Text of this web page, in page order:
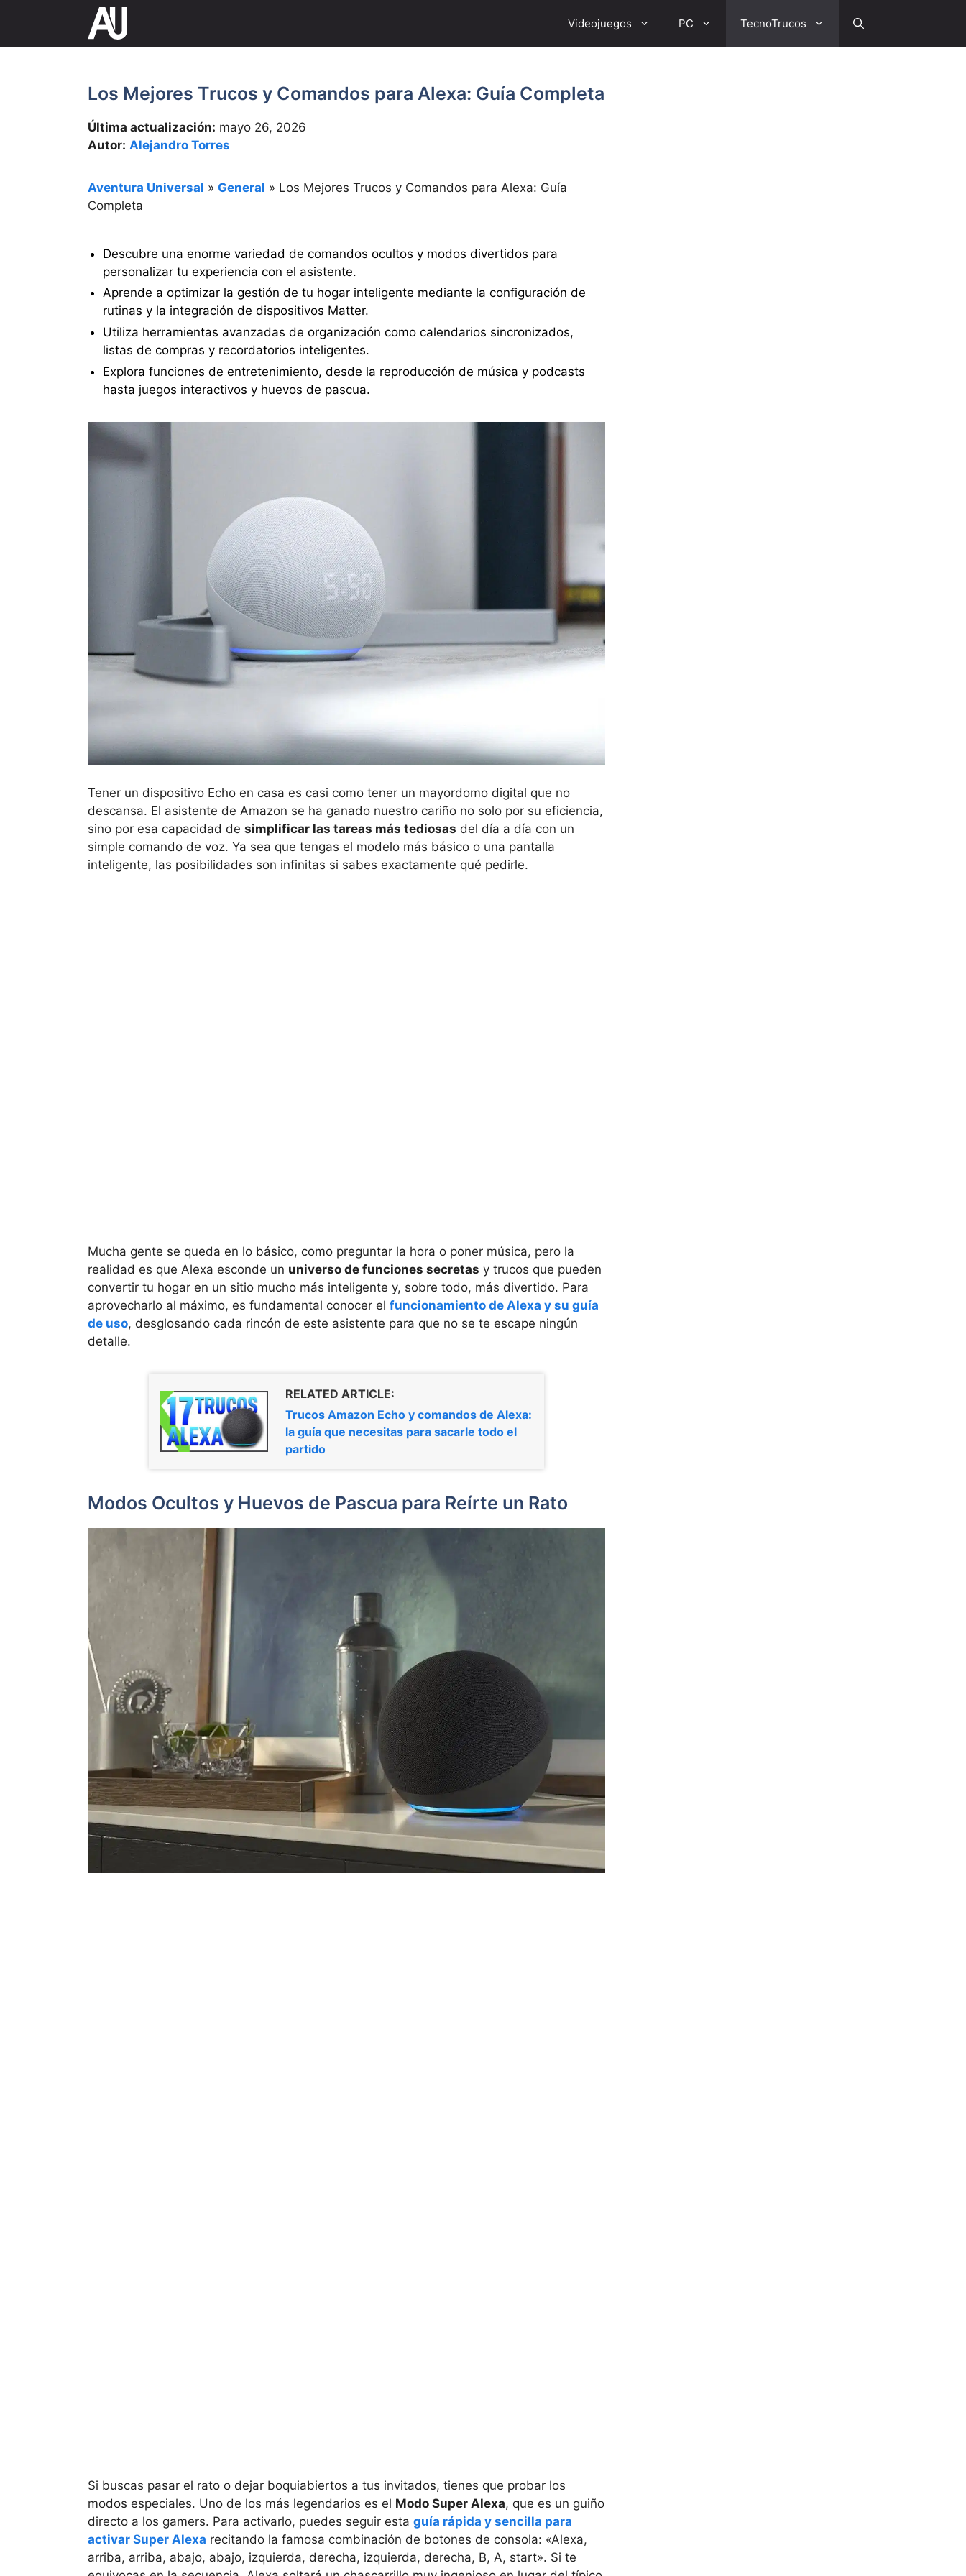
contenido
Videojuegos PC TecnoTrucos
Los Mejores Trucos y Comandos para Alexa: Guía Completa
Última actualización: mayo 26, 2026
Autor: Alejandro Torres
Aventura Universal » General » Los Mejores Trucos y Comandos para Alexa: Guía
Completa
Descubre una enorme variedad de comandos ocultos y modos divertidos para
personalizar tu experiencia con el asistente.
Aprende a optimizar la gestión de tu hogar inteligente mediante la configuración de
rutinas y la integración de dispositivos Matter.
Utiliza herramientas avanzadas de organización como calendarios sincronizados,
listas de compras y recordatorios inteligentes.
Explora funciones de entretenimiento, desde la reproducción de música y podcasts
hasta juegos interactivos y huevos de pascua.
Tener un dispositivo Echo en casa es casi como tener un mayordomo digital que no
descansa. El asistente de Amazon se ha ganado nuestro cariño no solo por su eficiencia,
sino por esa capacidad de simplificar las tareas más tediosas del día a día con un
simple comando de voz. Ya sea que tengas el modelo más básico o una pantalla
inteligente, las posibilidades son infinitas si sabes exactamente qué pedirle.
Mucha gente se queda en lo básico, como preguntar la hora o poner música, pero la
realidad es que Alexa esconde un universo de funciones secretas y trucos que pueden
convertir tu hogar en un sitio mucho más inteligente y, sobre todo, más divertido. Para
aprovecharlo al máximo, es fundamental conocer el funcionamiento de Alexa y su guía
de uso, desglosando cada rincón de este asistente para que no se te escape ningún
detalle.
RELATED ARTICLE:
Trucos Amazon Echo y comandos de Alexa:
la guía que necesitas para sacarle todo el
partido
Modos Ocultos y Huevos de Pascua para Reírte un Rato
Si buscas pasar el rato o dejar boquiabiertos a tus invitados, tienes que probar los
modos especiales. Uno de los más legendarios es el Modo Super Alexa, que es un guiño
directo a los gamers. Para activarlo, puedes seguir esta guía rápida y sencilla para
activar Super Alexa recitando la famosa combinación de botones de consola: «Alexa,
arriba, arriba, abajo, abajo, izquierda, derecha, izquierda, derecha, B, A, start». Si te